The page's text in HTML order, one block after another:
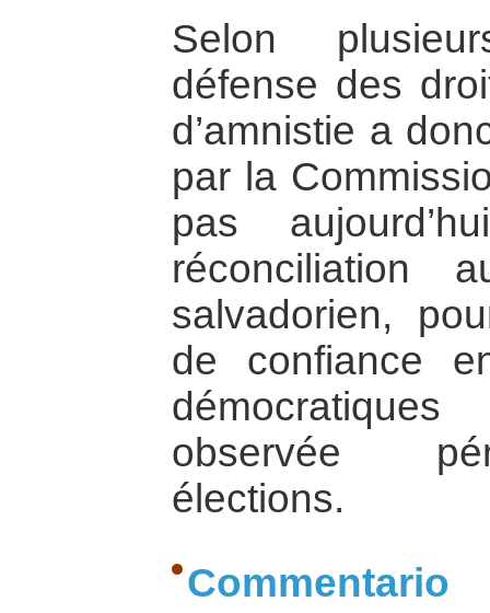
Selon
défense des
d’amnistie a
par la
pas
réconciliation
salvadorien,
de confiance
observée
élections.
Commentario